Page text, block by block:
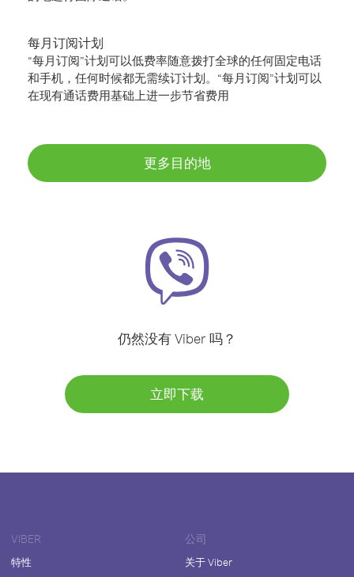
每月订阅计划
“每月订阅”计划可以低费率随意拨打全球的任何固定电话
和手机，任何时候都无需续订计划。“每月订阅”计划可以
在现有通话费用基础上进一步节省费用
更多目的地
仍然没有 Viber 吗？
立即下载
VIBER
特性
公司
关于 Viber